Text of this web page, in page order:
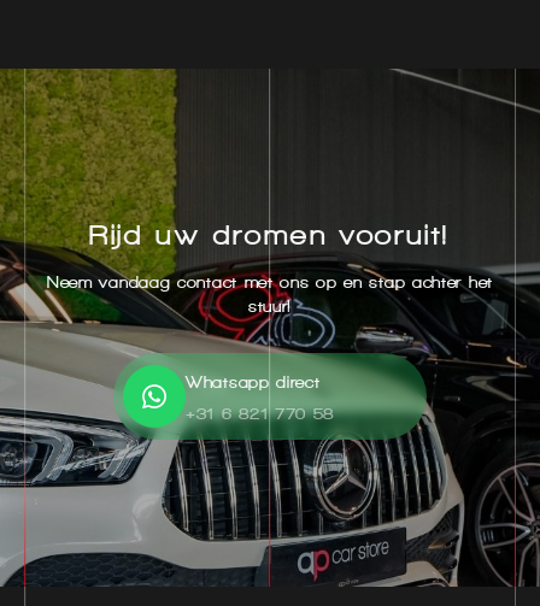
Rijd uw dromen vooruit!
Neem vandaag contact met ons op en stap achter het
stuur!
Whatsapp direct
+31 6 821 770 58